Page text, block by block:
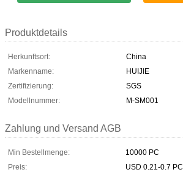
Produktdetails
Herkunftsort:
China
Markenname:
HUIJIE
Zertifizierung:
SGS
Modellnummer:
M-SM001
Zahlung und Versand AGB
Min Bestellmenge:
10000 PC
Preis:
USD 0.21-0.7 PC